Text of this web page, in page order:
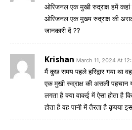
ओरिजनल एक मुखी रुद्राक्ष हमें
ओरिजनल एक मुख्य रुद्राक्ष की
जानकारी दें ??
Krishan March 11, 2024 At
मैं कुछ समय पहले हरिद्वार गया था
एक मुखी रुद्राक्ष की असली पहचान
लगता है क्या वाकई में ऐसा होता है
होता है वह पानी में तैरता है कृपया